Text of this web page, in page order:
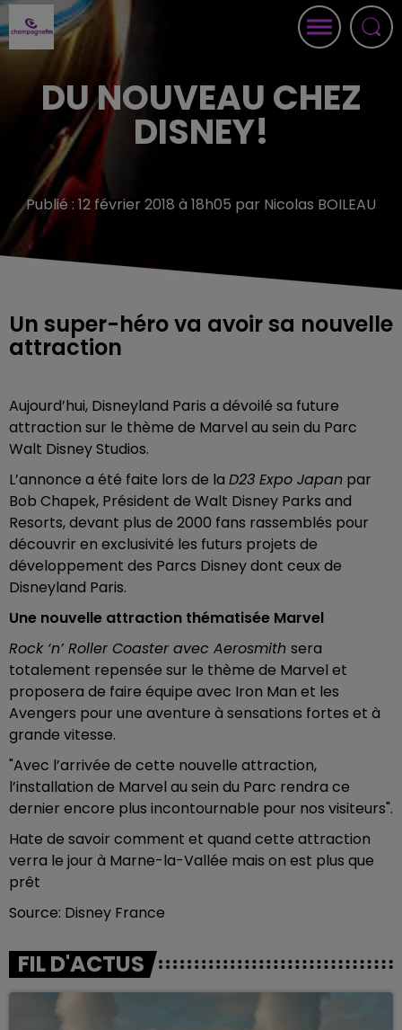
DU NOUVEAU CHEZ
DISNEY!
Publié : 12 février 2018 à 18h05 par Nicolas BOILEAU
Un super-héro va avoir sa nouvelle
attraction
Aujourd’hui, Disneyland Paris a dévoilé sa future
attraction sur le thème de Marvel au sein du Parc
Walt Disney Studios.
L’annonce a été faite lors de la D23 Expo Japan par
Bob Chapek, Président de Walt Disney Parks and
Resorts, devant plus de 2000 fans rassemblés pour
découvrir en exclusivité les futurs projets de
développement des Parcs Disney dont ceux de
Disneyland Paris.
Une nouvelle attraction thématisée Marvel
Rock ‘n’ Roller Coaster avec Aerosmith sera
totalement repensée sur le thème de Marvel et
proposera de faire équipe avec Iron Man et les
Avengers pour une aventure à sensations fortes et à
grande vitesse.
"Avec l’arrivée de cette nouvelle attraction,
l’installation de Marvel au sein du Parc rendra ce
dernier encore plus incontournable pour nos visiteurs".
Hate de savoir comment et quand cette attraction
verra le jour à Marne-la-Vallée mais on est plus que
prêt
Source: Disney France
FIL D'ACTUS